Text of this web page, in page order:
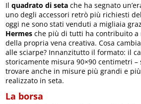
Ilquadrato di seta che ha segnato
uno degli accessori retrò più richiesti
oggi ne sono stati venduti a migliaia
Hermesche più di tutti ha contribuito
della propria vena creativa. Cosa
alle sciarpe? Innanzitutto il formato: il
storicamente misura 90×90 centimetri –
trovare anche in misure più grandi e
realizzato in seta.
La borsa